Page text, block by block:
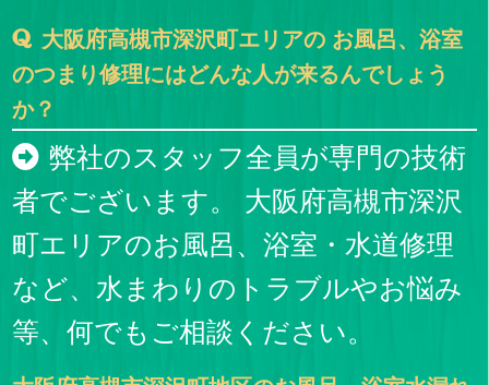
大阪府高槻市深沢町エリアの お風呂、浴室
のつまり修理にはどんな人が来るんでしょう
か？
弊社のスタッフ全員が専門の技術
者でございます。 大阪府高槻市深沢
町エリアのお風呂、浴室・水道修理
など、水まわりのトラブルやお悩み
等、何でもご相談ください。